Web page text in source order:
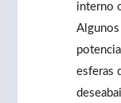
interno
esferas